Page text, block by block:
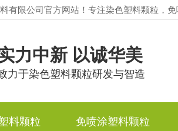
有限公司官方网站！专注染色塑料颗粒，免
力中新 以诚华美
力于染色塑料颗粒研发与智造
料颗粒 免喷涂塑料颗粒